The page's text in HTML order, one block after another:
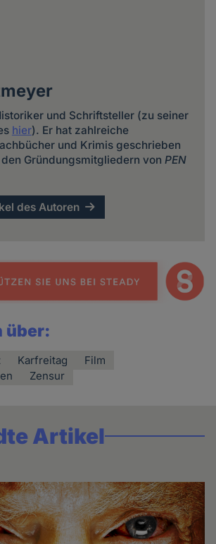
und Schriftsteller (zu seiner
hier). Er hat zahlreiche
und Krimis geschrieben
Gründungsmitgliedern von PEN
des Autoren
über:
Karfreitag
Film
Zensur
Artikel